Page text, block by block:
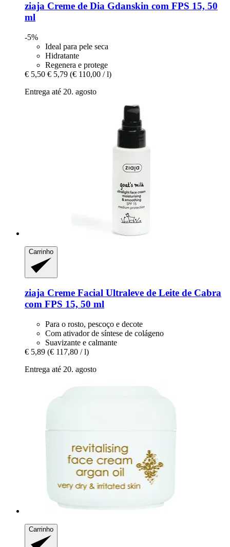
ziaja Creme de Dia Gdanskin com FPS 15, 50
ml
-5%
Ideal para pele seca
Hidratante
Regenera e protege
€ 5,50 € 5,79 (€ 110,00 / l)
Entrega até 20. agosto
Carrinho
ziaja Creme Facial Ultraleve de Leite de Cabra
com FPS 15, 50 ml
Para o rosto, pescoço e decote
Com ativador de síntese de colágeno
Suavizante e calmante
€ 5,89 (€ 117,80 / l)
Entrega até 20. agosto
Carrinho